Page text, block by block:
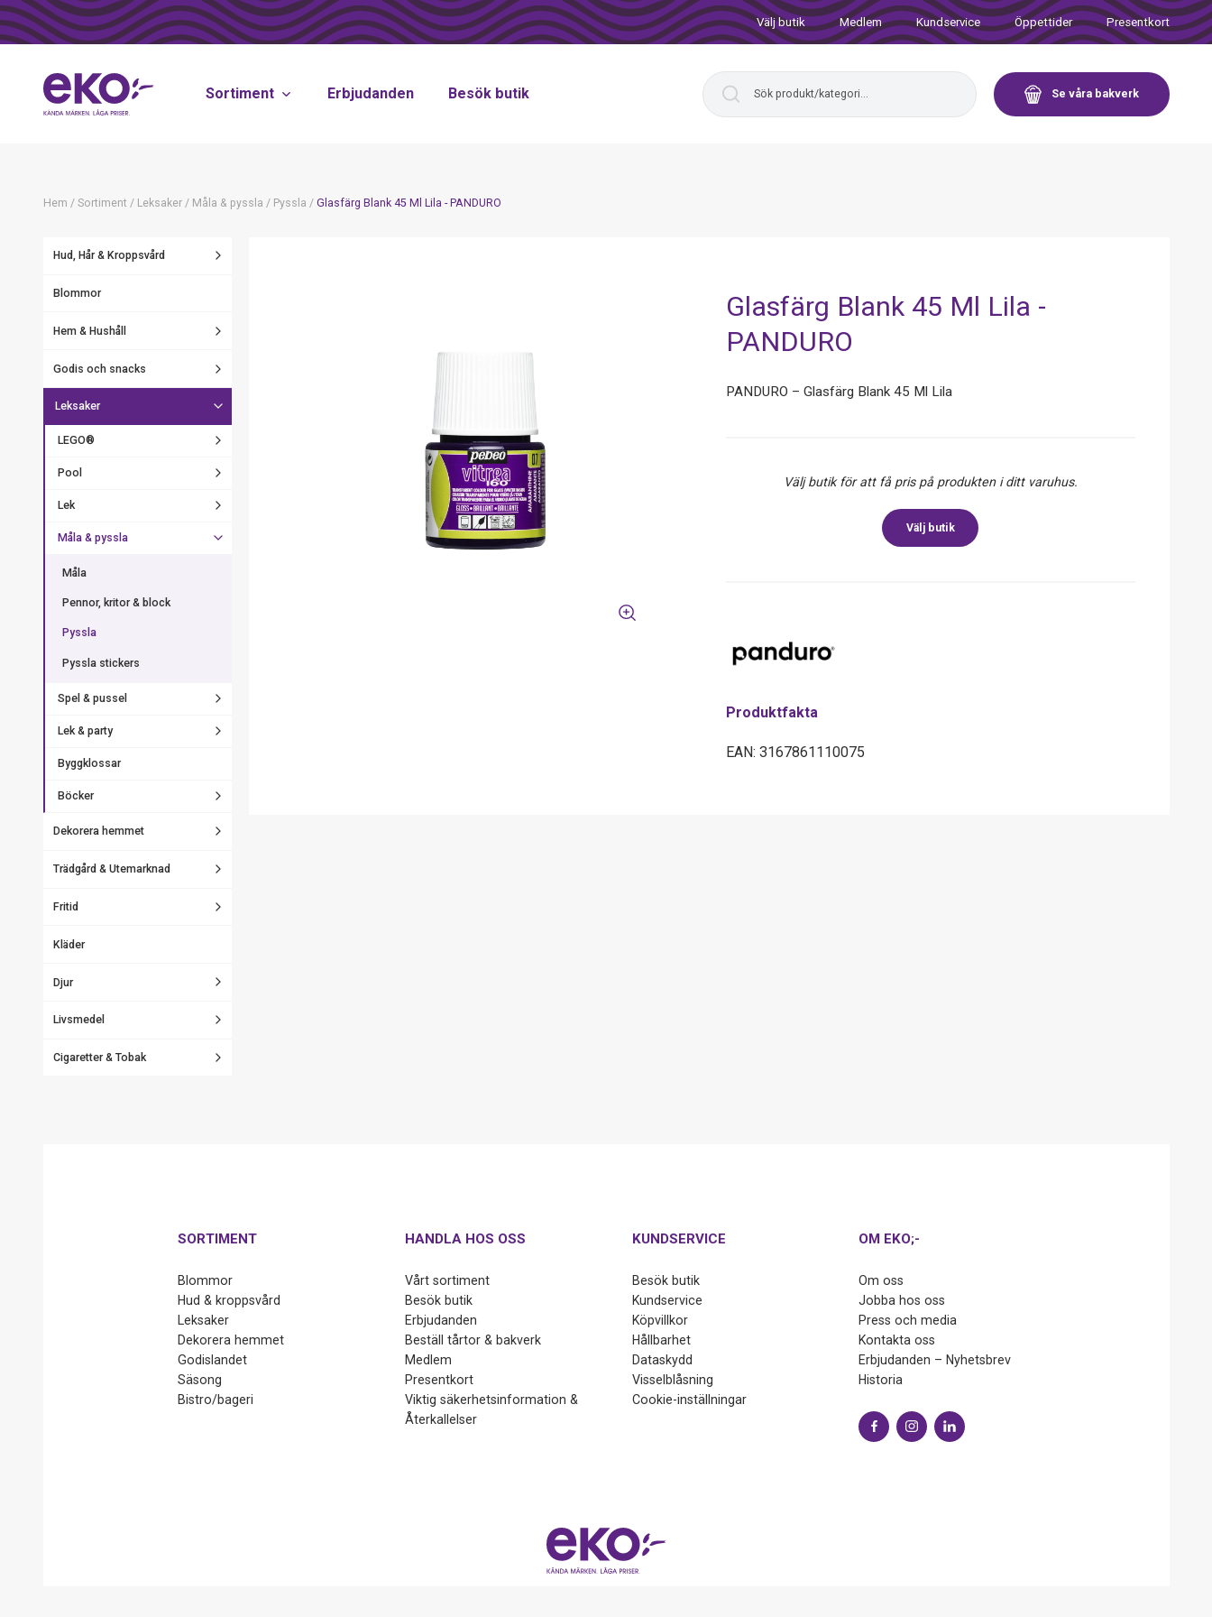
Välj butik Medlem Kundservice Öppettider Presentkort
Sortiment Erbjudanden Besök butik Se våra bakverk
Hem / Sortiment / Leksaker / Måla & pyssla / Pyssla / Glasfärg Blank 45 Ml Lila - PANDURO
Hud, Hår & Kroppsvård
Blommor
Hem & Hushåll
Godis och snacks
Leksaker
LEGO®
Pool
Lek
Måla & pyssla
Måla
Pennor, kritor & block
Pyssla
Pyssla stickers
Spel & pussel
Lek & party
Byggklossar
Böcker
Dekorera hemmet
Trädgård & Utemarknad
Fritid
Kläder
Djur
Livsmedel
Cigaretter & Tobak
Glasfärg Blank 45 Ml Lila -
PANDURO
PANDURO – Glasfärg Blank 45 Ml Lila
Välj butik för att få pris på produkten i ditt varuhus.
Välj butik
Produktfakta
EAN: 3167861110075
SORTIMENT
Blommor
Hud & kroppsvård
Leksaker
Dekorera hemmet
Godislandet
Säsong
Bistro/bageri
HANDLA HOS OSS
Vårt sortiment
Besök butik
Erbjudanden
Beställ tårtor & bakverk
Medlem
Presentkort
Viktig säkerhetsinformation &
Återkallelser
KUNDSERVICE
Besök butik
Kundservice
Köpvillkor
Hållbarhet
Dataskydd
Visselblåsning
Cookie-inställningar
OM EKO;-
Om oss
Jobba hos oss
Press och media
Kontakta oss
Erbjudanden – Nyhetsbrev
Historia